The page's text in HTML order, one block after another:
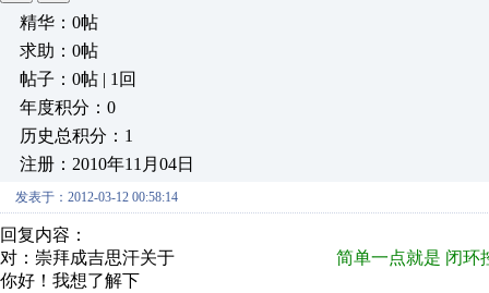
精华：0帖
求助：0帖
帖子：0帖 | 1回
年度积分：0
历史总积分：1
注册：2010年11月04日
发表于：2012-03-12 00:58:14
回复内容：
对：崇拜成吉思汗关于 简单一点就是 闭环
你好！我想了解下